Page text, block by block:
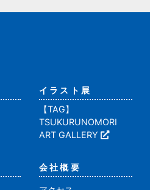
イラスト展
【TAG】
TSUKURUNOMORI
ART GALLERY
会社概要